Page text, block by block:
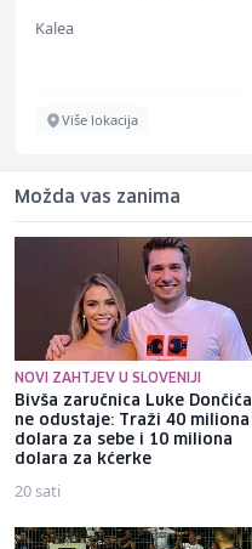
Kalea
Više lokacija
Možda vas zanima
NOVI ZAHTJEV U SLOVENIJI
Bivša zaručnica Luke Dončića
ne odustaje: Traži 40 miliona
dolara za sebe i 10 miliona
dolara za kćerke
20 sati